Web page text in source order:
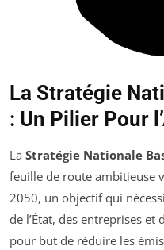
La Stratégie
: Un Pilier Pour
La Stratégie Nationale
feuille de route ambitieuse
2050, un objectif qui
de l’État, des entreprises et
pour but de réduire les